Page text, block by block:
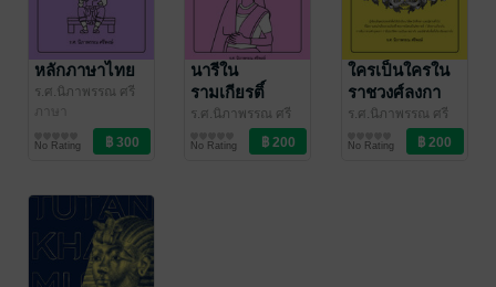
หลักภาษาไทย
ร.ศ.นิภาพรรณ ศรี
พงษ์
ภาษา
No Rating
นารีใน
รามเกียรติ์
ร.ศ.นิภาพรรณ ศรี
/ พรรณนิภ
บทกวี/กลอน
No Rating
ใครเป็นใครใน
ราชวงศ์ลงกา
ร.ศ.นิภาพรรณ ศรี
/ พรรณนิภ
วรรณกรรมคลาสสิก/
วรรณคดีไทย
No Rating